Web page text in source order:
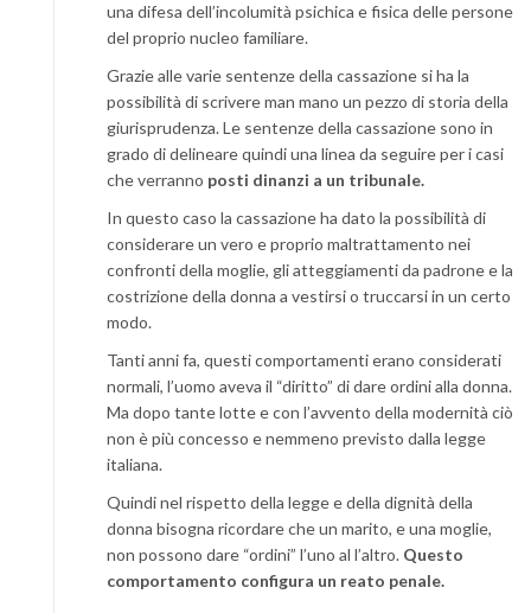
una difesa dell’incolumità psichica e fisica delle persone
del proprio nucleo familiare.
Grazie alle varie sentenze della cassazione si ha la
possibilità di scrivere man mano un pezzo di storia della
giurisprudenza. Le sentenze della cassazione sono in
grado di delineare quindi una linea da seguire per i casi
che verranno posti dinanzi a un tribunale.
In questo caso la cassazione ha dato la possibilità di
considerare un vero e proprio maltrattamento nei
confronti della moglie, gli atteggiamenti da padrone e la
costrizione della donna a vestirsi o truccarsi in un certo
modo.
Tanti anni fa, questi comportamenti erano considerati
normali, l’uomo aveva il “diritto” di dare ordini alla donna.
Ma dopo tante lotte e con l’avvento della modernità ciò
non è più concesso e nemmeno previsto dalla legge
italiana.
Quindi nel rispetto della legge e della dignità della
donna bisogna ricordare che un marito, e una moglie,
non possono dare “ordini” l’uno al l’altro. Questo
comportamento configura un reato penale.